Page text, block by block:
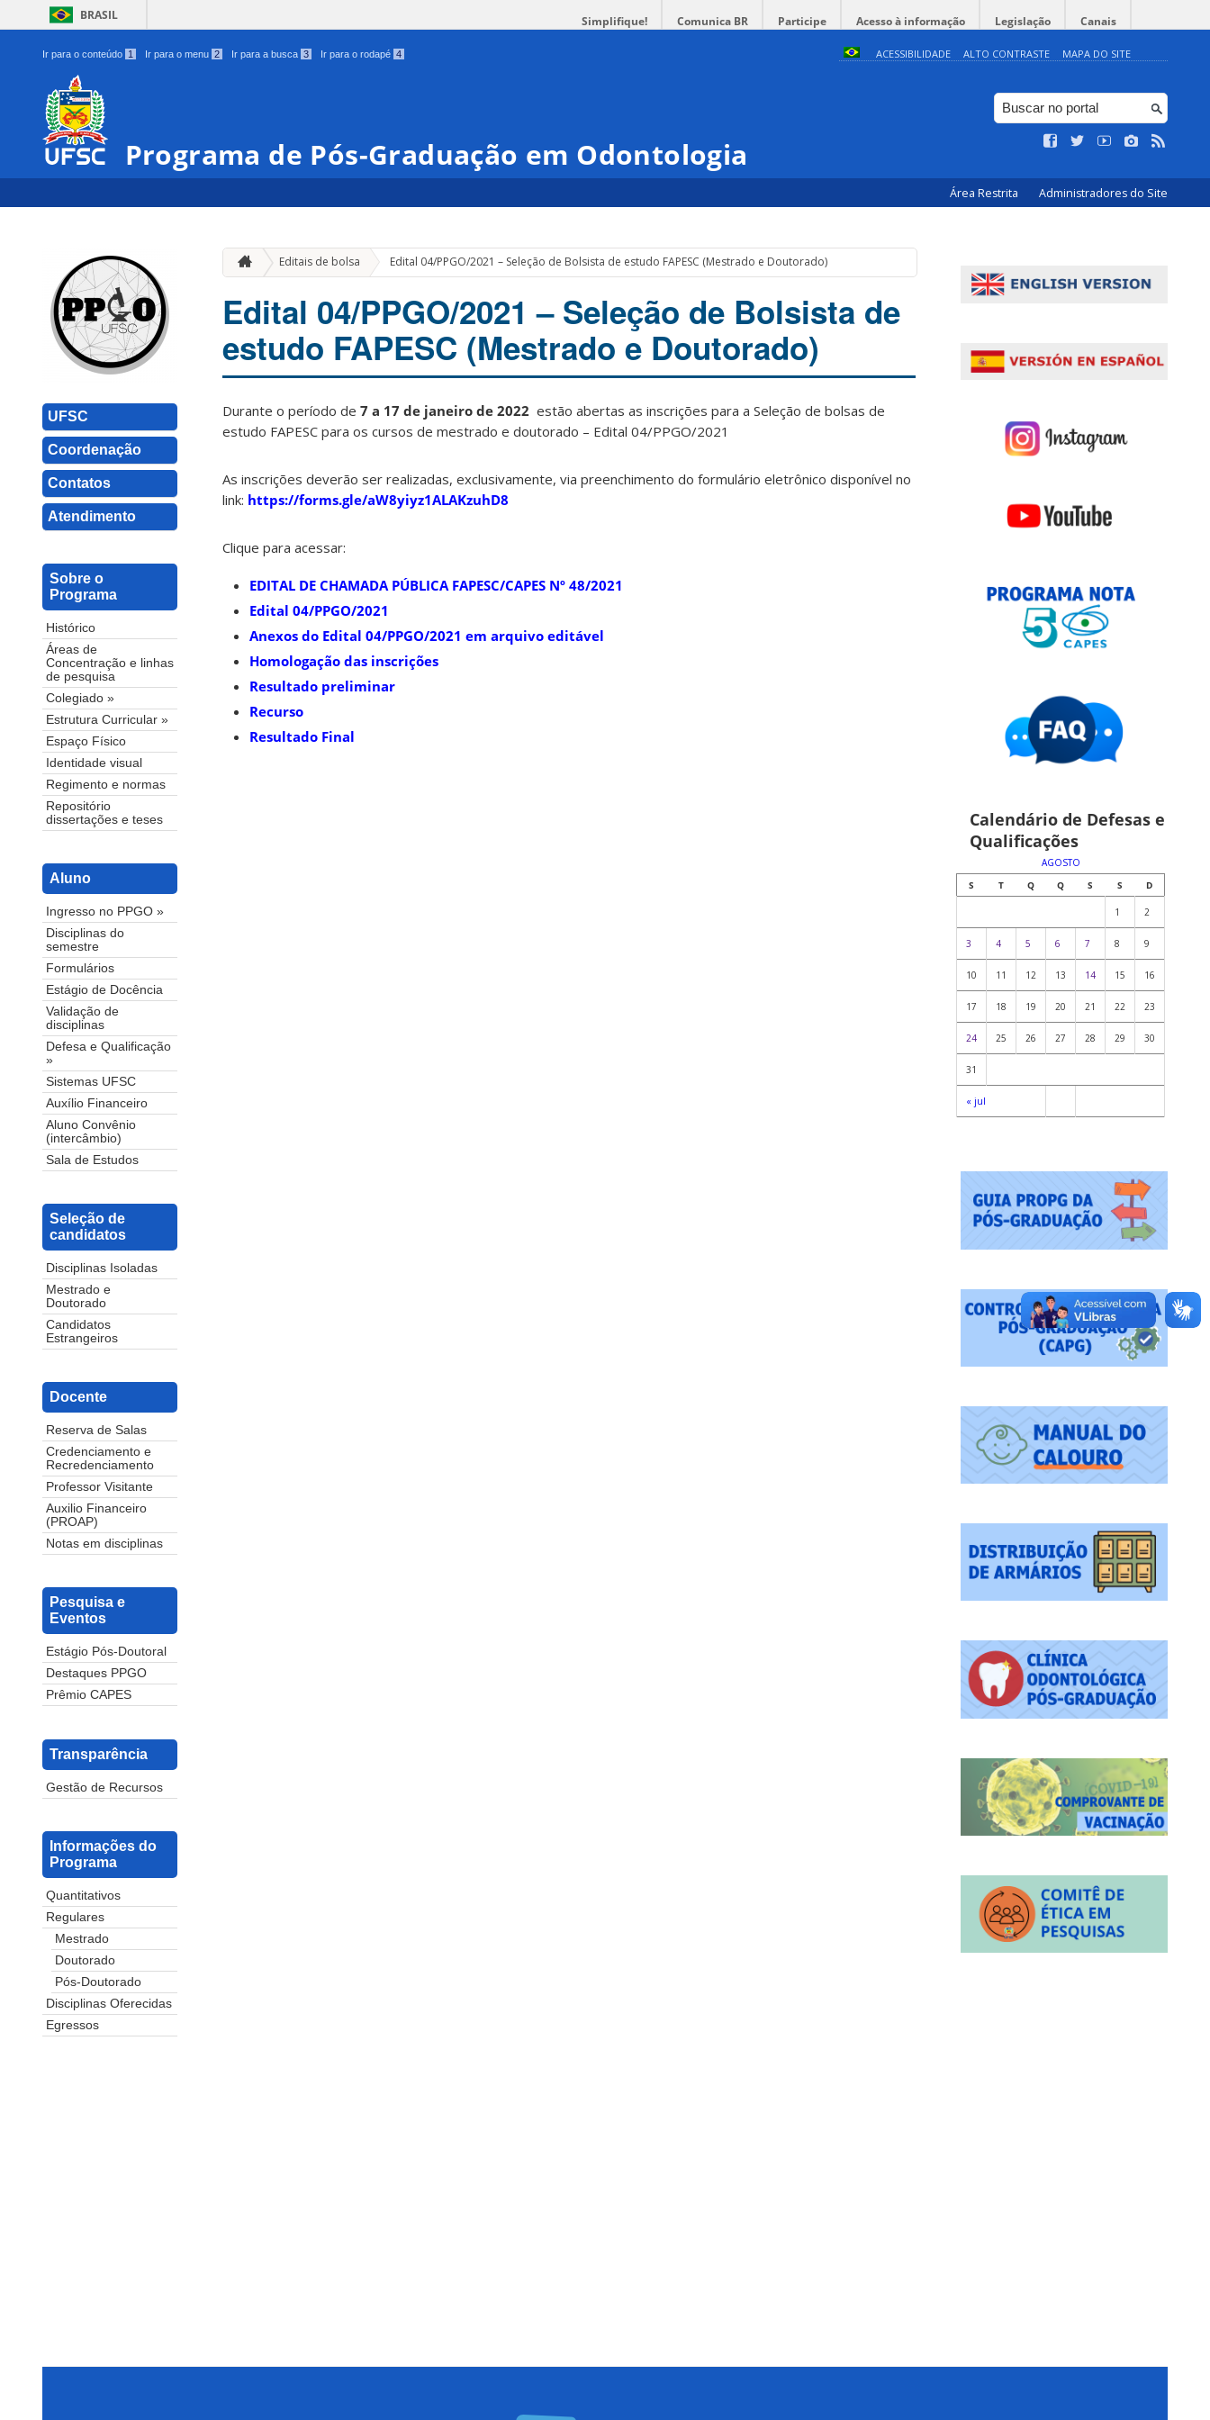
BRASIL Simplifique! Comunica BR Participe Acesso à informação Legislação Canais
Ir para o conteúdo 1 Ir para o menu 2 Ir para a busca 3 Ir para o rodapé 4 ACESSIBILIDADE ALTO CONTRASTE MAPA DO SITE
Programa de Pós-Graduação em Odontologia
Área Restrita Administradores do Site
UFSC
Coordenação
Contatos
Atendimento
Sobre o
Programa
Histórico
Áreas de
Concentração e linhas
de pesquisa
Colegiado »
Estrutura Curricular »
Espaço Físico
Identidade visual
Regimento e normas
Repositório
dissertações e teses
Aluno
Ingresso no PPGO »
Disciplinas do
semestre
Formulários
Estágio de Docência
Validação de
disciplinas
Defesa e Qualificação
»
Sistemas UFSC
Auxílio Financeiro
Aluno Convênio
(intercâmbio)
Sala de Estudos
Seleção de
candidatos
Disciplinas Isoladas
Mestrado e
Doutorado
Candidatos
Estrangeiros
Docente
Reserva de Salas
Credenciamento e
Recredenciamento
Professor Visitante
Auxilio Financeiro
(PROAP)
Notas em disciplinas
Pesquisa e
Eventos
Estágio Pós-Doutoral
Destaques PPGO
Prêmio CAPES
Transparência
Gestão de Recursos
Informações do
Programa
Quantitativos
Regulares
Mestrado
Doutorado
Pós-Doutorado
Disciplinas Oferecidas
Egressos
Editais de bolsa Edital 04/PPGO/2021 – Seleção de Bolsista de estudo FAPESC (Mestrado e Doutorado)
Edital 04/PPGO/2021 – Seleção de Bolsista de
estudo FAPESC (Mestrado e Doutorado)
Durante o período de 7 a 17 de janeiro de 2022 estão abertas as inscrições para a Seleção de bolsas de
estudo FAPESC para os cursos de mestrado e doutorado – Edital 04/PPGO/2021
As inscrições deverão ser realizadas, exclusivamente, via preenchimento do formulário eletrônico disponível no
link: https://forms.gle/aW8yiyz1ALAKzuhD8
Clique para acessar:
EDITAL DE CHAMADA PÚBLICA FAPESC/CAPES Nº 48/2021
Edital 04/PPGO/2021
Anexos do Edital 04/PPGO/2021 em arquivo editável
Homologação das inscrições
Resultado preliminar
Recurso
Resultado Final
Calendário de Defesas e
Qualificações
AGOSTO
S
T Q Q S S D
« jul
1 2
3 4 5 6 7 8 9
10 11 12 13 14 15 16
17 18 19 20 21 22 23
24 25 26 27 28 29 30
31